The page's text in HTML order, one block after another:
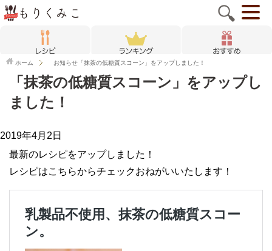
ホーム お知らせ「抹茶の低糖質スコーン」をアップしました！
「抹茶の低糖質スコーン」をアップし
ました！
2019年4月2日
最新のレシピをアップしました！
レシピはこちらからチェックおねがいいたします！